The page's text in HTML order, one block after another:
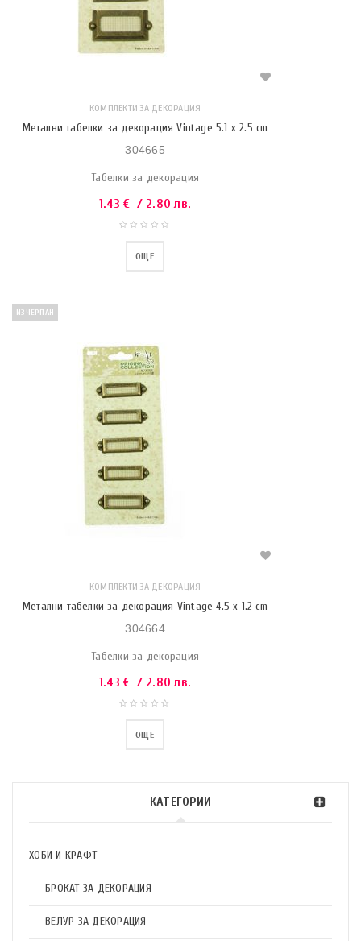
КАТЕГОРИИ
ХОБИ И КРАФТ
БРОКАТ ЗА ДЕКОРАЦИЯ
ВЕЛУР ЗА ДЕКОРАЦИЯ
КОМПЛЕКТИ ЗА ДЕКОРАЦИЯ
Метални табелки за декорация Vintage 5.1 x 2.5 cm
304665
Табелки за декорация
1.43€ / 2.80 лв.
ОЩЕ
ИЗЧЕРПАН
КОМПЛЕКТИ ЗА ДЕКОРАЦИЯ
Метални табелки за декорация Vintage 4.5 x 1.2 cm
304664
Табелки за декорация
1.43€ / 2.80 лв.
ОЩЕ